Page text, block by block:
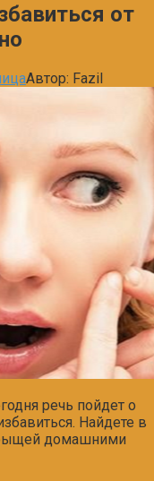
от
Автор: Fazil
речь пойдет о
Найдете в
домашними